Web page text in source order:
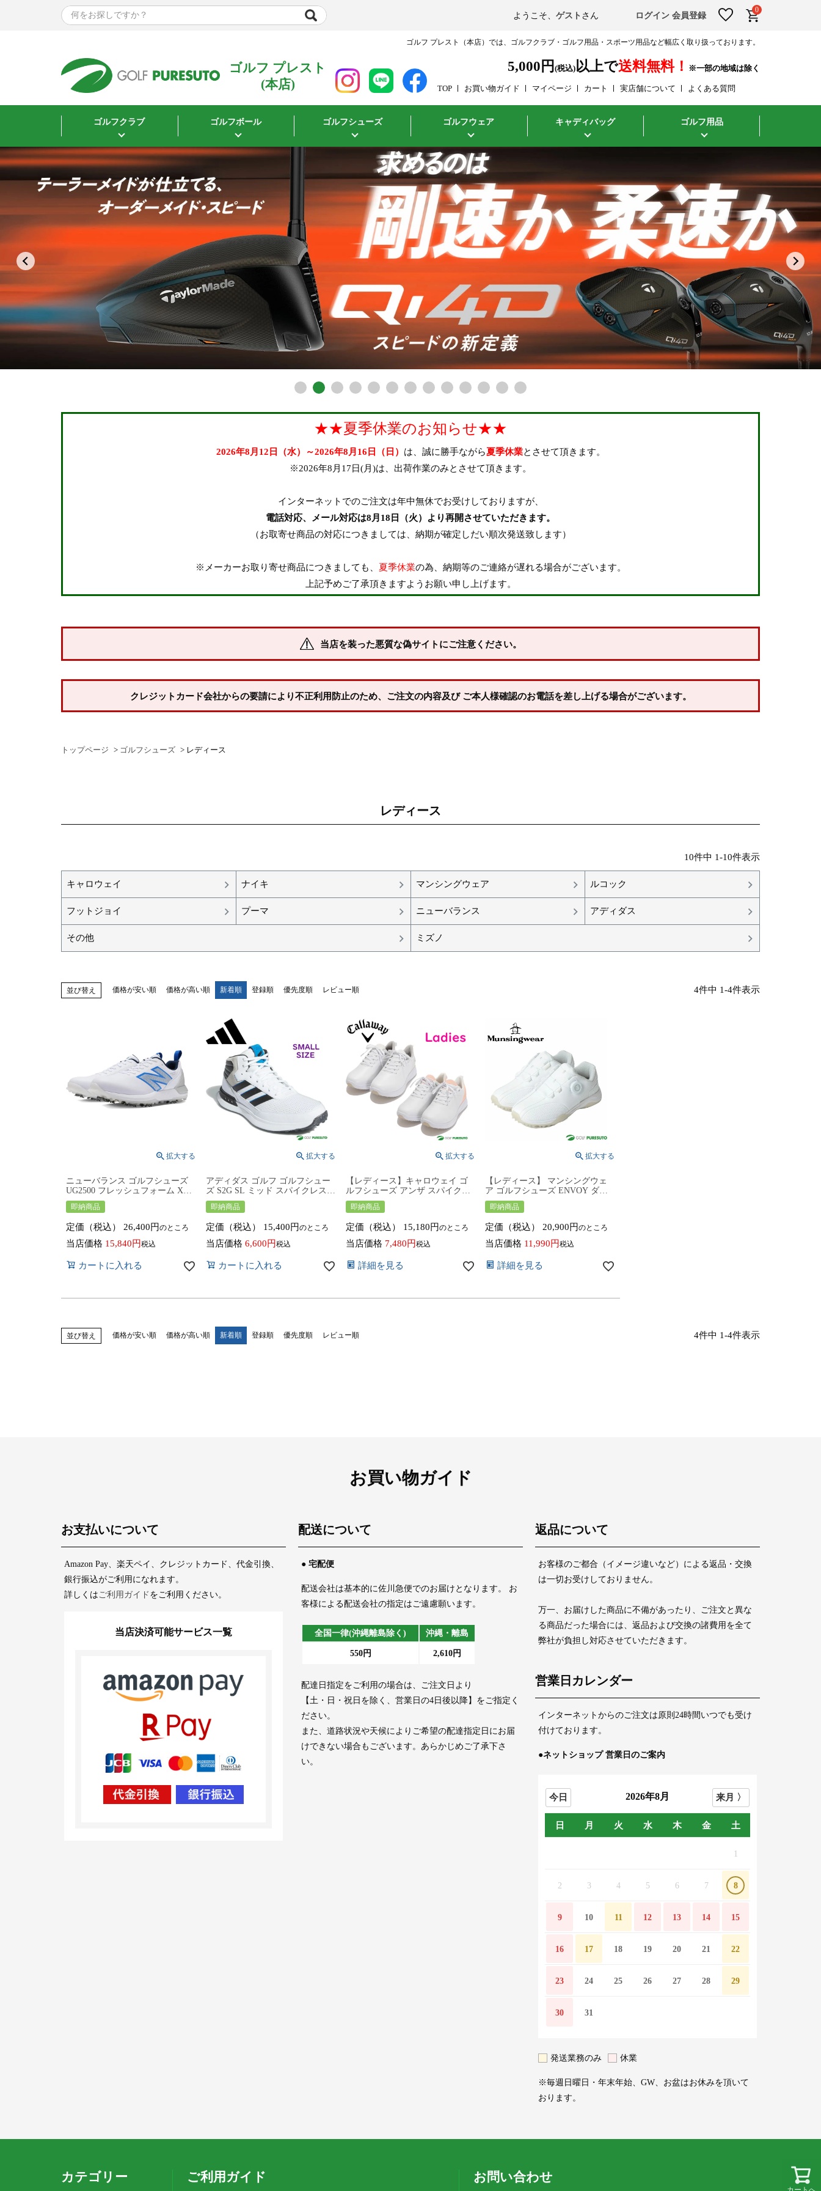
ようこそ、ゲスト さん ログイン 会員登録
0
ゴルフ プレスト（本店）では、ゴルフクラブ・ゴルフ用品・スポーツ用品など幅広く取り扱っております。
ゴルフ プレスト
(本店)
5,000円 (税込)以上で送料無料！
TOP お買い物ガイド マイページ カート 実店舗について よくある質問
ゴルフクラブ ゴルフボール ゴルフシューズ ゴルフウェア キャディバッグ ゴルフ用品
★★夏季休業のお知らせ★★
2026年8月12日（水）～2026年8月16日（日） は、誠に勝手ながら夏季休業とさせて頂きます。
※2026年8月17日(月)は、出荷作業のみとさせて頂きます。
インターネットでのご注文は年中無休でお受けしておりますが、
電話対応、メール対応は8月18日（火）より再開させていただきます。
（お取寄せ商品の対応につきましては、納期が確定しだい順次発送致します）
※メーカーお取り寄せ商品につきましても、 夏季休業の為、納期等のご連絡が遅れる場合がございます。
上記予めご了承頂きますようお願い申し上げます。
当店を装った悪質な偽サイトにご注意ください。
クレジットカード会社からの要請により不正利用防止のため、ご注文の内容及び ご本人様確認のお電話を差し上げる場合がございます。
トップページ ゴルフシューズ レディース
レディース
10件中 1-10件表示
キャロウェイ ナイキ マンシングウェア ルコック
フットジョイ プーマ ニューバランス アディダス
その他 ミズノ
並び替え 価格が安い順 価格が高い順 新着順 登録順 優先度順 レビュー順 4件中 1-4件表示
ニューバランス ゴルフシューズ
UG2500 フレッシュフォーム X
2500 v4 A4 Fresh Foam スパイクシ
ューズ ユニセックス UG2500A4
2E相当 メンズ レディース 2024年
秋冬モデル New Balance Golf 靴
紐タイプ シューレース ソフトス
パイク 小さいサイズ
即納商品
定価（税込） 26,400 のところ
当店価格 15,840 税込
カートに入れる
アディダス ゴルフ ゴルフシュー
ズ S2G SL ミッド スパイクレスシ
ューズ 2E相当 NKH74 adidas golf
靴 ID8733 紐タイプ シューレース
メンズ レディース 女性 ユニセッ
クス 小さいサイズ
即納商品
定価（税込） 15,400 のところ
当店価格 6,600 税込
カートに入れる
【レディース】キャロウェイ ゴ
ルフシューズ アンザ スパイクレ
スシューズ C24986240 2E相当 紐
タイプ シューレース 2024年春夏
モデル Callaway ANZA 靴 女性用
おしゃれ
即納商品
定価（税込） 15,180 のところ
当店価格 7,480 税込
詳細を見る
【レディース】 マンシングウェ
ア ゴルフシューズ ENVOY ダイ
ヤル式 スパイクレス MQ3VJB02
2023年秋冬モデル Munsingwear
即納商品
定価（税込） 20,900 のところ
当店価格 11,990 税込
詳細を見る
並び替え 価格が安い順 価格が高い順 新着順 登録順 優先度順 レビュー順 4件中 1-4件表示
お買い物ガイド
お支払いについて
Amazon Pay、楽天ペイ、クレジットカード、代金引換、
銀行振込がご利用になれます。
詳しくはご利用ガイド をご利用ください。
当店決済可能サービス一覧
配送について
● 宅配便
配送会社は基本的に佐川急便でのお届けとなります。 お
客様による配送会社の指定はご遠慮願います。
全国一律(沖縄離島除く) 沖縄・離島
550円 2,610円
配達日指定をご利用の場合は、ご注文日より
【土・日・祝日を除く、営業日の4日後以降】をご指定く
ださい。
また、道路状況や天候によりご希望の配達指定日にお届
けできない場合もございます。あらかじめご了承下さ
い。
返品について
お客様のご都合（イメージ違いなど）による返品・交換
は一切お受けしておりません。
万一、お届けした商品に不備があったり、ご注文と異な
る商品だった場合には、返品および交換の諸費用を全て
弊社が負担し対応させていただきます。
営業日カレンダー
インターネットからのご注文は原則24時間いつでも受け
付けております。
●ネットショップ 営業日のご案内
2026年8月
日 月 火 水 木 金 土
1
2 3 4 5 6 7 8
9 10 11 12 13 14 15
16 17 18 19 20 21 22
23 24 25 26 27 28 29
30 31
発送業務のみ 休業
※毎週日曜日・年末年始、GW、お盆はお休みを頂いて
おります。
カテゴリー ご利用ガイド お問い合わせ